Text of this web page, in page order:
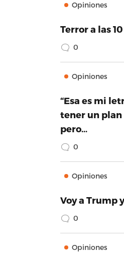
Opiniones
Terror a las
0
Opiniones
“Esa es mi
tener un plan
pero…
0
Opiniones
Voy a Trump
0
Opiniones